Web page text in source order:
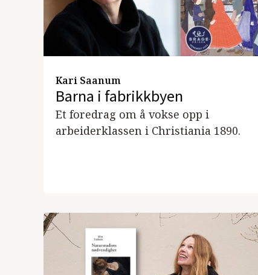
Kari Saanum
Barna i fabrikkbyen
Et foredrag om å vokse opp i
arbeiderklassen i Christiania 1890.